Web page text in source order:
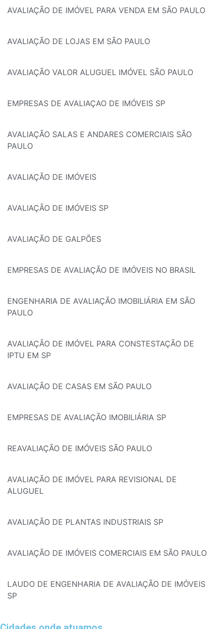
AVALIAÇÃO DE IMÓVEL PARA VENDA EM SÃO PAULO
AVALIAÇÃO DE LOJAS EM SÃO PAULO
AVALIAÇÃO VALOR ALUGUEL IMÓVEL SÃO PAULO
EMPRESAS DE AVALIAÇAO DE IMÓVEIS SP
AVALIAÇÃO SALAS E ANDARES COMERCIAIS SÃO
PAULO
AVALIAÇÃO DE IMÓVEIS
AVALIAÇÃO DE IMÓVEIS SP
AVALIAÇÃO DE GALPÕES
EMPRESAS DE AVALIAÇÃO DE IMÓVEIS NO BRASIL
ENGENHARIA DE AVALIAÇÃO IMOBILIÁRIA EM SÃO
PAULO
AVALIAÇÃO DE IMÓVEL PARA CONSTESTAÇÃO DE
IPTU EM SP
AVALIAÇÃO DE CASAS EM SÃO PAULO
EMPRESAS DE AVALIAÇÃO IMOBILIÁRIA SP
REAVALIAÇÃO DE IMÓVEIS SÃO PAULO
AVALIAÇÃO DE IMÓVEL PARA REVISIONAL DE
ALUGUEL
AVALIAÇÃO DE PLANTAS INDUSTRIAIS SP
AVALIAÇÃO DE IMÓVEIS COMERCIAIS EM SÃO PAULO
LAUDO DE ENGENHARIA DE AVALIAÇÃO DE IMÓVEIS
SP